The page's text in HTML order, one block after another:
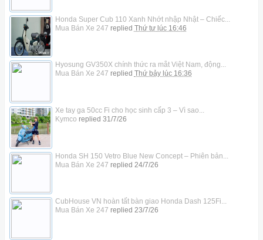
Honda Super Cub 110 Xanh Nhớt nhập Nhật – Chiếc...
Mua Bán Xe 247 replied Thứ tư lúc 16:46
Hyosung GV350X chính thức ra mắt Việt Nam, động...
Mua Bán Xe 247 replied Thứ bảy lúc 16:36
Xe tay ga 50cc Fi cho học sinh cấp 3 – Vì sao...
Kymco replied 31/7/26
Honda SH 150 Vetro Blue New Concept – Phiên bản...
Mua Bán Xe 247 replied 24/7/26
CubHouse VN hoàn tất bàn giao Honda Dash 125Fi...
Mua Bán Xe 247 replied 23/7/26